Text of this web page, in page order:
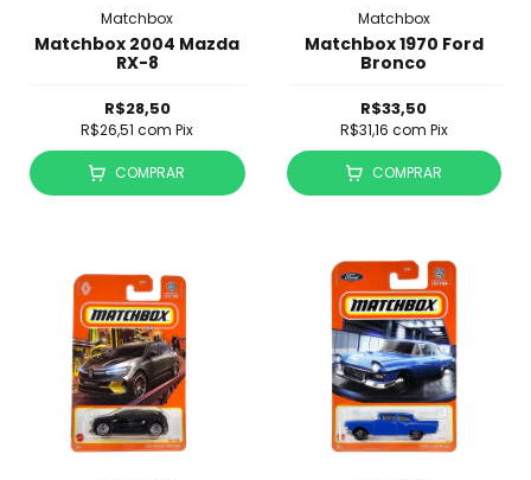
Matchbox
Matchbox 2004 Mazda
RX-8
R$28,50
R$26,51com Pix
COMPRAR
Matchbox
Matchbox 1970 Ford
Bronco
R$33,50
R$31,16 com Pix
COMPRAR